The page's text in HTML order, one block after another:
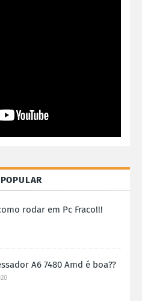
rodar em Pc Fraco!!!
A6 7480 Amd é boa??